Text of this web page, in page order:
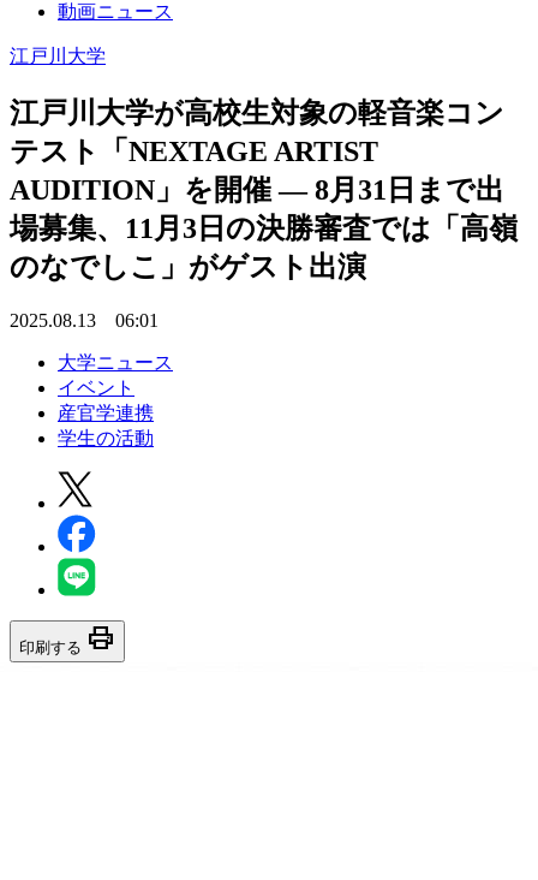
動画ニュース
江戸川大学
江戸川大学が高校生対象の軽音楽コン
テスト「NEXTAGE ARTIST
AUDITION」を開催 ― 8月31日まで出
場募集、11月3日の決勝審査では「高嶺
のなでしこ」がゲスト出演
2025.08.13 06:01
大学ニュース
イベント
産官学連携
学生の活動
印刷する print